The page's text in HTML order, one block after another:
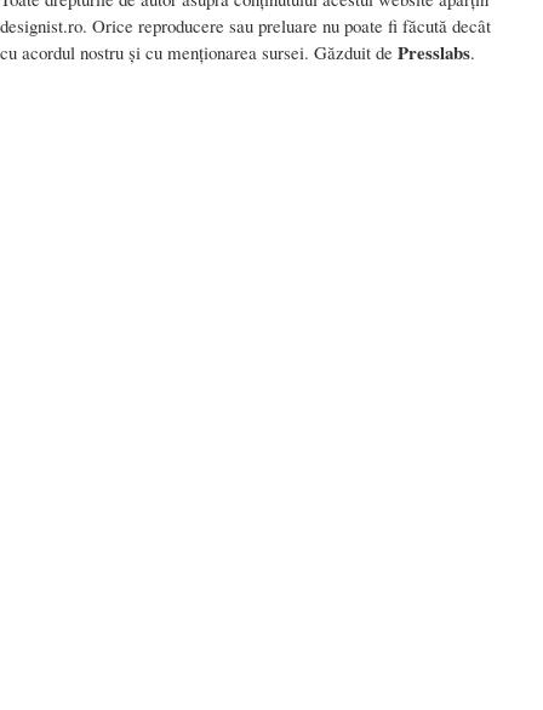
designist.ro. Orice reproducere sau preluare nu poate fi făcută decât
cu acordul nostru și cu menționarea sursei. Găzduit de Presslabs.